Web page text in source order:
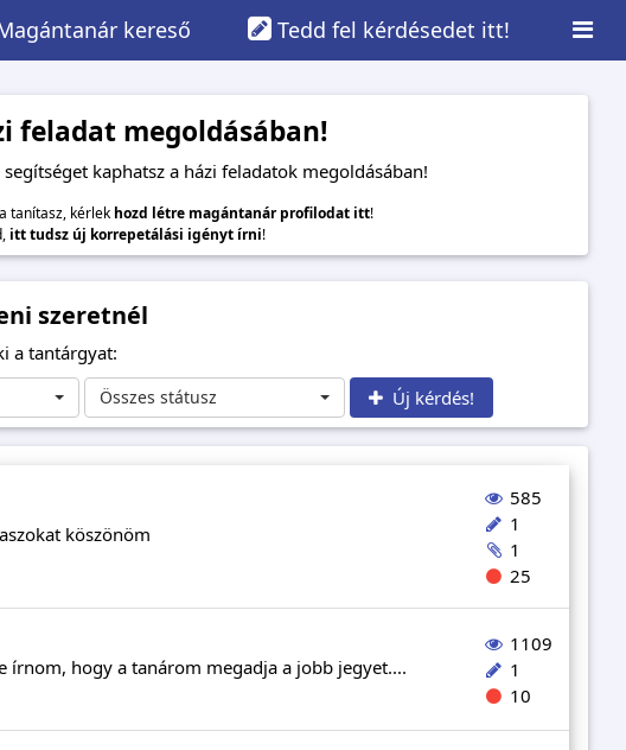
Tedd fel kérdésedet itt!
kereső
feladat megoldásában!
kaphatsz a házi feladatok megoldásában!
tanítasz, kérlek hozd létre magántanár profilodat itt!
itt tudsz új korrepetálási igényt írni!
szeretnél
a tantárgyat:
Összes státusz Új kérdés!
köszönöm
585
1
1
25
írnom, hogy a tanárom megadja a jobb jegyet....
1109
1
10